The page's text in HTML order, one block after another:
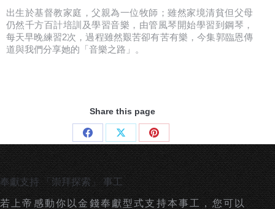
出生於基督教家庭，父親為一位牧師；雖然家境清貧但父母
仍然千方百計培訓及學習音樂，由管風琴開始學習到鋼琴，
每天早晚練習2次，過程雖然艱苦卻有苦有樂，今集郭臨恩傳
道與我們分享她的「音樂之路」。
Share this page
Share
on
Facebook
Share
on
X
Share
on
Pinterest
奉獻支持 「崇拜探索」 事工
若上帝感動你以金錢奉獻型式支持本事工，您可以